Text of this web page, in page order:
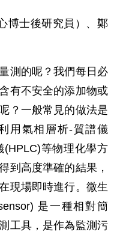
博士後研究員）、鄭
測的呢？我們每日必
有不安全的添加物或
？一般常見的做法是
用氣相層析-質譜儀
(HPLC)等物理化學方
到高度準確的結果，
現場即時進行。微生
是一種相對簡
工具，是作為監測污